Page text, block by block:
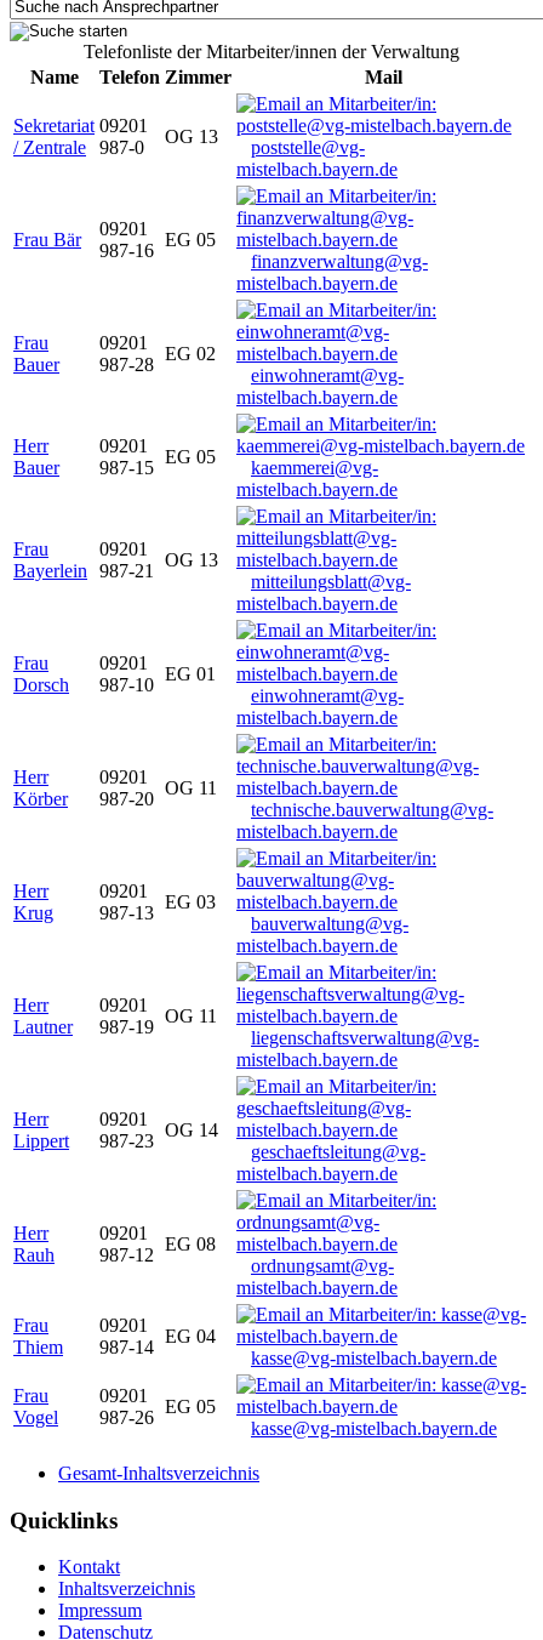
Telefonliste der Mitarbeiter/innen der Verwaltung
Name
Telefon Zimmer Mail
Sekretariat
/ Zentrale
09201
987-0
OG 13
poststelle@vg-
mistelbach.bayern.de
Frau Bär
09201
987-16
EG 05
finanzverwaltung@vg-
mistelbach.bayern.de
Frau
Bauer
09201
987-28
EG 02
einwohneramt@vg-
mistelbach.bayern.de
Herr
Bauer
09201
987-15
EG 05
kaemmerei@vg-
mistelbach.bayern.de
Frau
Bayerlein
09201
987-21
OG 13
mitteilungsblatt@vg-
mistelbach.bayern.de
Frau
Dorsch
09201
987-10
EG 01
einwohneramt@vg-
mistelbach.bayern.de
Herr
Körber
09201
987-20
OG 11
technische.bauverwaltung@vg-
mistelbach.bayern.de
Herr
Krug
09201
987-13
EG 03
bauverwaltung@vg-
mistelbach.bayern.de
Herr
Lautner
09201
987-19
OG 11
liegenschaftsverwaltung@vg-
mistelbach.bayern.de
Herr
Lippert
09201
987-23
OG 14
geschaeftsleitung@vg-
mistelbach.bayern.de
Herr
Rauh
09201
987-12
EG 08
ordnungsamt@vg-
mistelbach.bayern.de
Frau
Thiem
09201
987-14
EG 04
kasse@vg-mistelbach.bayern.de
Frau
Vogel
09201
987-26
EG 05
kasse@vg-mistelbach.bayern.de
Gesamt-Inhaltsverzeichnis
Quicklinks
Kontakt
Inhaltsverzeichnis
Impressum
Datenschutz